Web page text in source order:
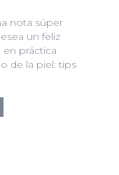
nota súper
un feliz
práctica
de la piel: tips